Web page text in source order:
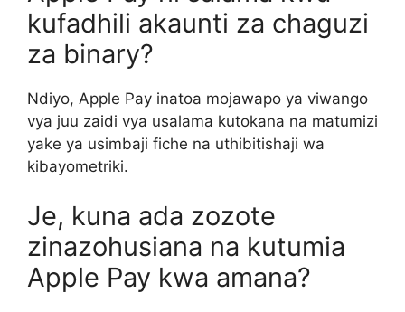
kufadhili akaunti za chaguzi
za binary?
Ndiyo, Apple Pay inatoa mojawapo ya viwango
vya juu zaidi vya usalama kutokana na matumizi
yake ya usimbaji fiche na uthibitishaji wa
kibayometriki.
Je, kuna ada zozote
zinazohusiana na kutumia
Apple Pay kwa amana?